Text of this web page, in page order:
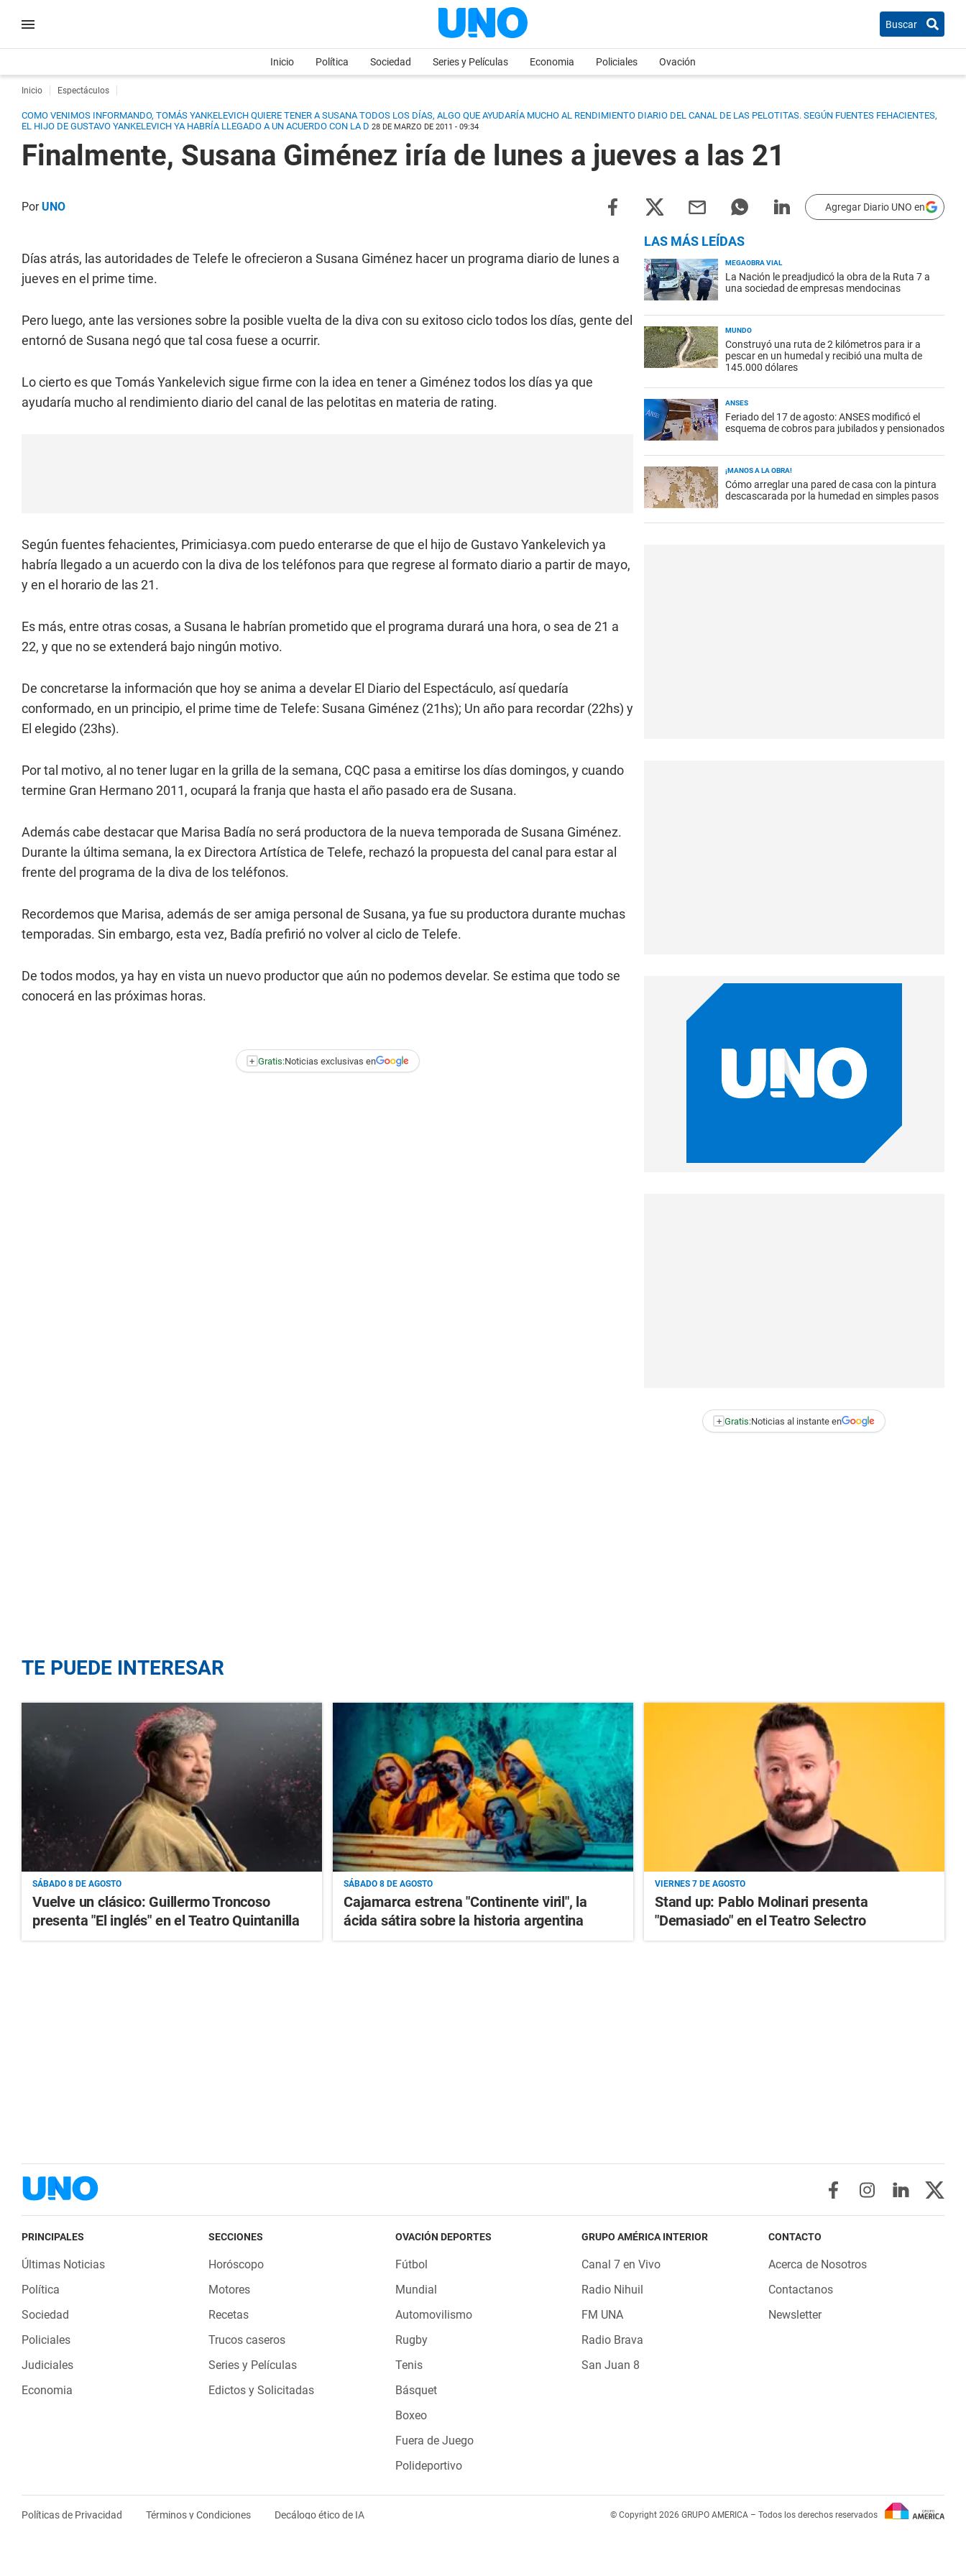
Buscar
Inicio Política Sociedad Series y Películas Economia Policiales Ovación
Inicio Espectáculos
COMO VENIMOS INFORMANDO, TOMÁS YANKELEVICH QUIERE TENER A SUSANA TODOS LOS DÍAS, ALGO QUE AYUDARÍA MUCHO AL RENDIMIENTO DIARIO DEL CANAL DE LAS PELOTITAS. SEGÚN FUENTES FEHACIENTES,
EL HIJO DE GUSTAVO YANKELEVICH YA HABRÍA LLEGADO A UN ACUERDO CON LA D 28 DE MARZO DE 2011 - 09:34
Finalmente, Susana Giménez iría de lunes a jueves a las 21
PorUNO Agregar Diario UNO en
Días atrás, las autoridades de Telefe le ofrecieron a Susana Giménez hacer un programa diario de lunes a
jueves en el prime time.
Pero luego, ante las versiones sobre la posible vuelta de la diva con su exitoso ciclo todos los días, gente del
entornó de Susana negó que tal cosa fuese a ocurrir.
Lo cierto es que Tomás Yankelevich sigue firme con la idea en tener a Giménez todos los días ya que
ayudaría mucho al rendimiento diario del canal de las pelotitas en materia de rating.
Según fuentes fehacientes, Primiciasya.com puedo enterarse de que el hijo de Gustavo Yankelevich ya
habría llegado a un acuerdo con la diva de los teléfonos para que regrese al formato diario a partir de mayo,
y en el horario de las 21.
Es más, entre otras cosas, a Susana le habrían prometido que el programa durará una hora, o sea de 21 a
22, y que no se extenderá bajo ningún motivo.
De concretarse la información que hoy se anima a develar El Diario del Espectáculo, así quedaría
conformado, en un principio, el prime time de Telefe: Susana Giménez (21hs); Un año para recordar (22hs) y
El elegido (23hs).
Por tal motivo, al no tener lugar en la grilla de la semana, CQC pasa a emitirse los días domingos, y cuando
termine Gran Hermano 2011, ocupará la franja que hasta el año pasado era de Susana.
Además cabe destacar que Marisa Badía no será productora de la nueva temporada de Susana Giménez.
Durante la última semana, la ex Directora Artística de Telefe, rechazó la propuesta del canal para estar al
frente del programa de la diva de los teléfonos.
Recordemos que Marisa, además de ser amiga personal de Susana, ya fue su productora durante muchas
temporadas. Sin embargo, esta vez, Badía prefirió no volver al ciclo de Telefe.
De todos modos, ya hay en vista un nuevo productor que aún no podemos develar. Se estima que todo se
conocerá en las próximas horas.
+ Gratis:Noticias exclusivas en
LAS MÁS LEÍDAS
MEGAOBRA VIAL
La Nación le preadjudicó la obra de la Ruta 7 a
una sociedad de empresas mendocinas
MUNDO
Construyó una ruta de 2 kilómetros para ir a
pescar en un humedal y recibió una multa de
145.000 dólares
ANSES
Feriado del 17 de agosto: ANSES modificó el
esquema de cobros para jubilados y pensionados
¡MANOS A LA OBRA!
Cómo arreglar una pared de casa con la pintura
descascarada por la humedad en simples pasos
+ Gratis:Noticias al instante en
TE PUEDE INTERESAR
SÁBADO 8 DE AGOSTO
Vuelve un clásico: Guillermo Troncoso
presenta "El inglés" en el Teatro Quintanilla
SÁBADO 8 DE AGOSTO
Cajamarca estrena "Continente viril", la
ácida sátira sobre la historia argentina
VIERNES 7 DE AGOSTO
Stand up: Pablo Molinari presenta
"Demasiado" en el Teatro Selectro
PRINCIPALES
Últimas Noticias
Política
Sociedad
Policiales
Judiciales
Economia
SECCIONES
Horóscopo
Motores
Recetas
Trucos caseros
Series y Películas
Edictos y Solicitadas
OVACIÓN DEPORTES
Fútbol
Mundial
Automovilismo
Rugby
Tenis
Básquet
Boxeo
Fuera de Juego
Polideportivo
GRUPO AMÉRICA INTERIOR
Canal 7 en Vivo
Radio Nihuil
FM UNA
Radio Brava
San Juan 8
CONTACTO
Acerca de Nosotros
Contactanos
Newsletter
Políticas de Privacidad Términos y Condiciones Decálogo ético de IA © Copyright 2026 GRUPO AMERICA – Todos los derechos reservados